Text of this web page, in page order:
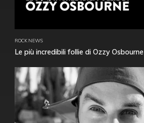
ROCK NEWS
Le più incredibili follie di Ozzy Osbourne